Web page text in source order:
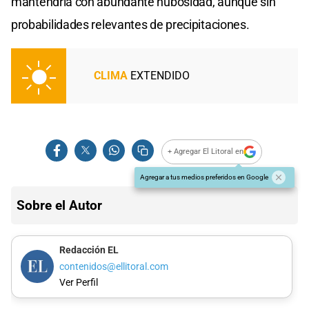
probabilidades relevantes de precipitaciones.
CLIMA EXTENDIDO
+ Agregar El Litoral en
Agregar a tus medios preferidos en Google
Sobre el Autor
Redacción EL
contenidos@ellitoral.com
Ver Perfil